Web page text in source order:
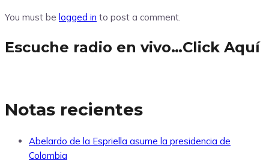
You must be logged in to post a comment.
Escuche radio en vivo…Click Aquí
Notas recientes
Abelardo de la Espriella asume la presidencia de
Colombia